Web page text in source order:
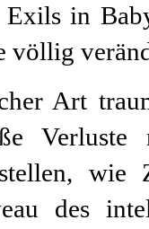
Exils in
völlig
Art
wie
des